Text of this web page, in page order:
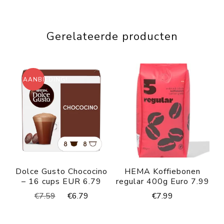
Gerelateerde producten
AANBIEDING!
Dolce Gusto Chococino
– 16 cups EUR 6.79
€7.59
Oorspronkelijke
€6.79
HEMA Koffiebonen
regular 400g Euro 7.99
€7.99